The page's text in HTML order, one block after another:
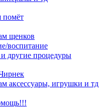
помёт
щенков
воспитание
другие процедуры
аксессуары, игрушки и тд